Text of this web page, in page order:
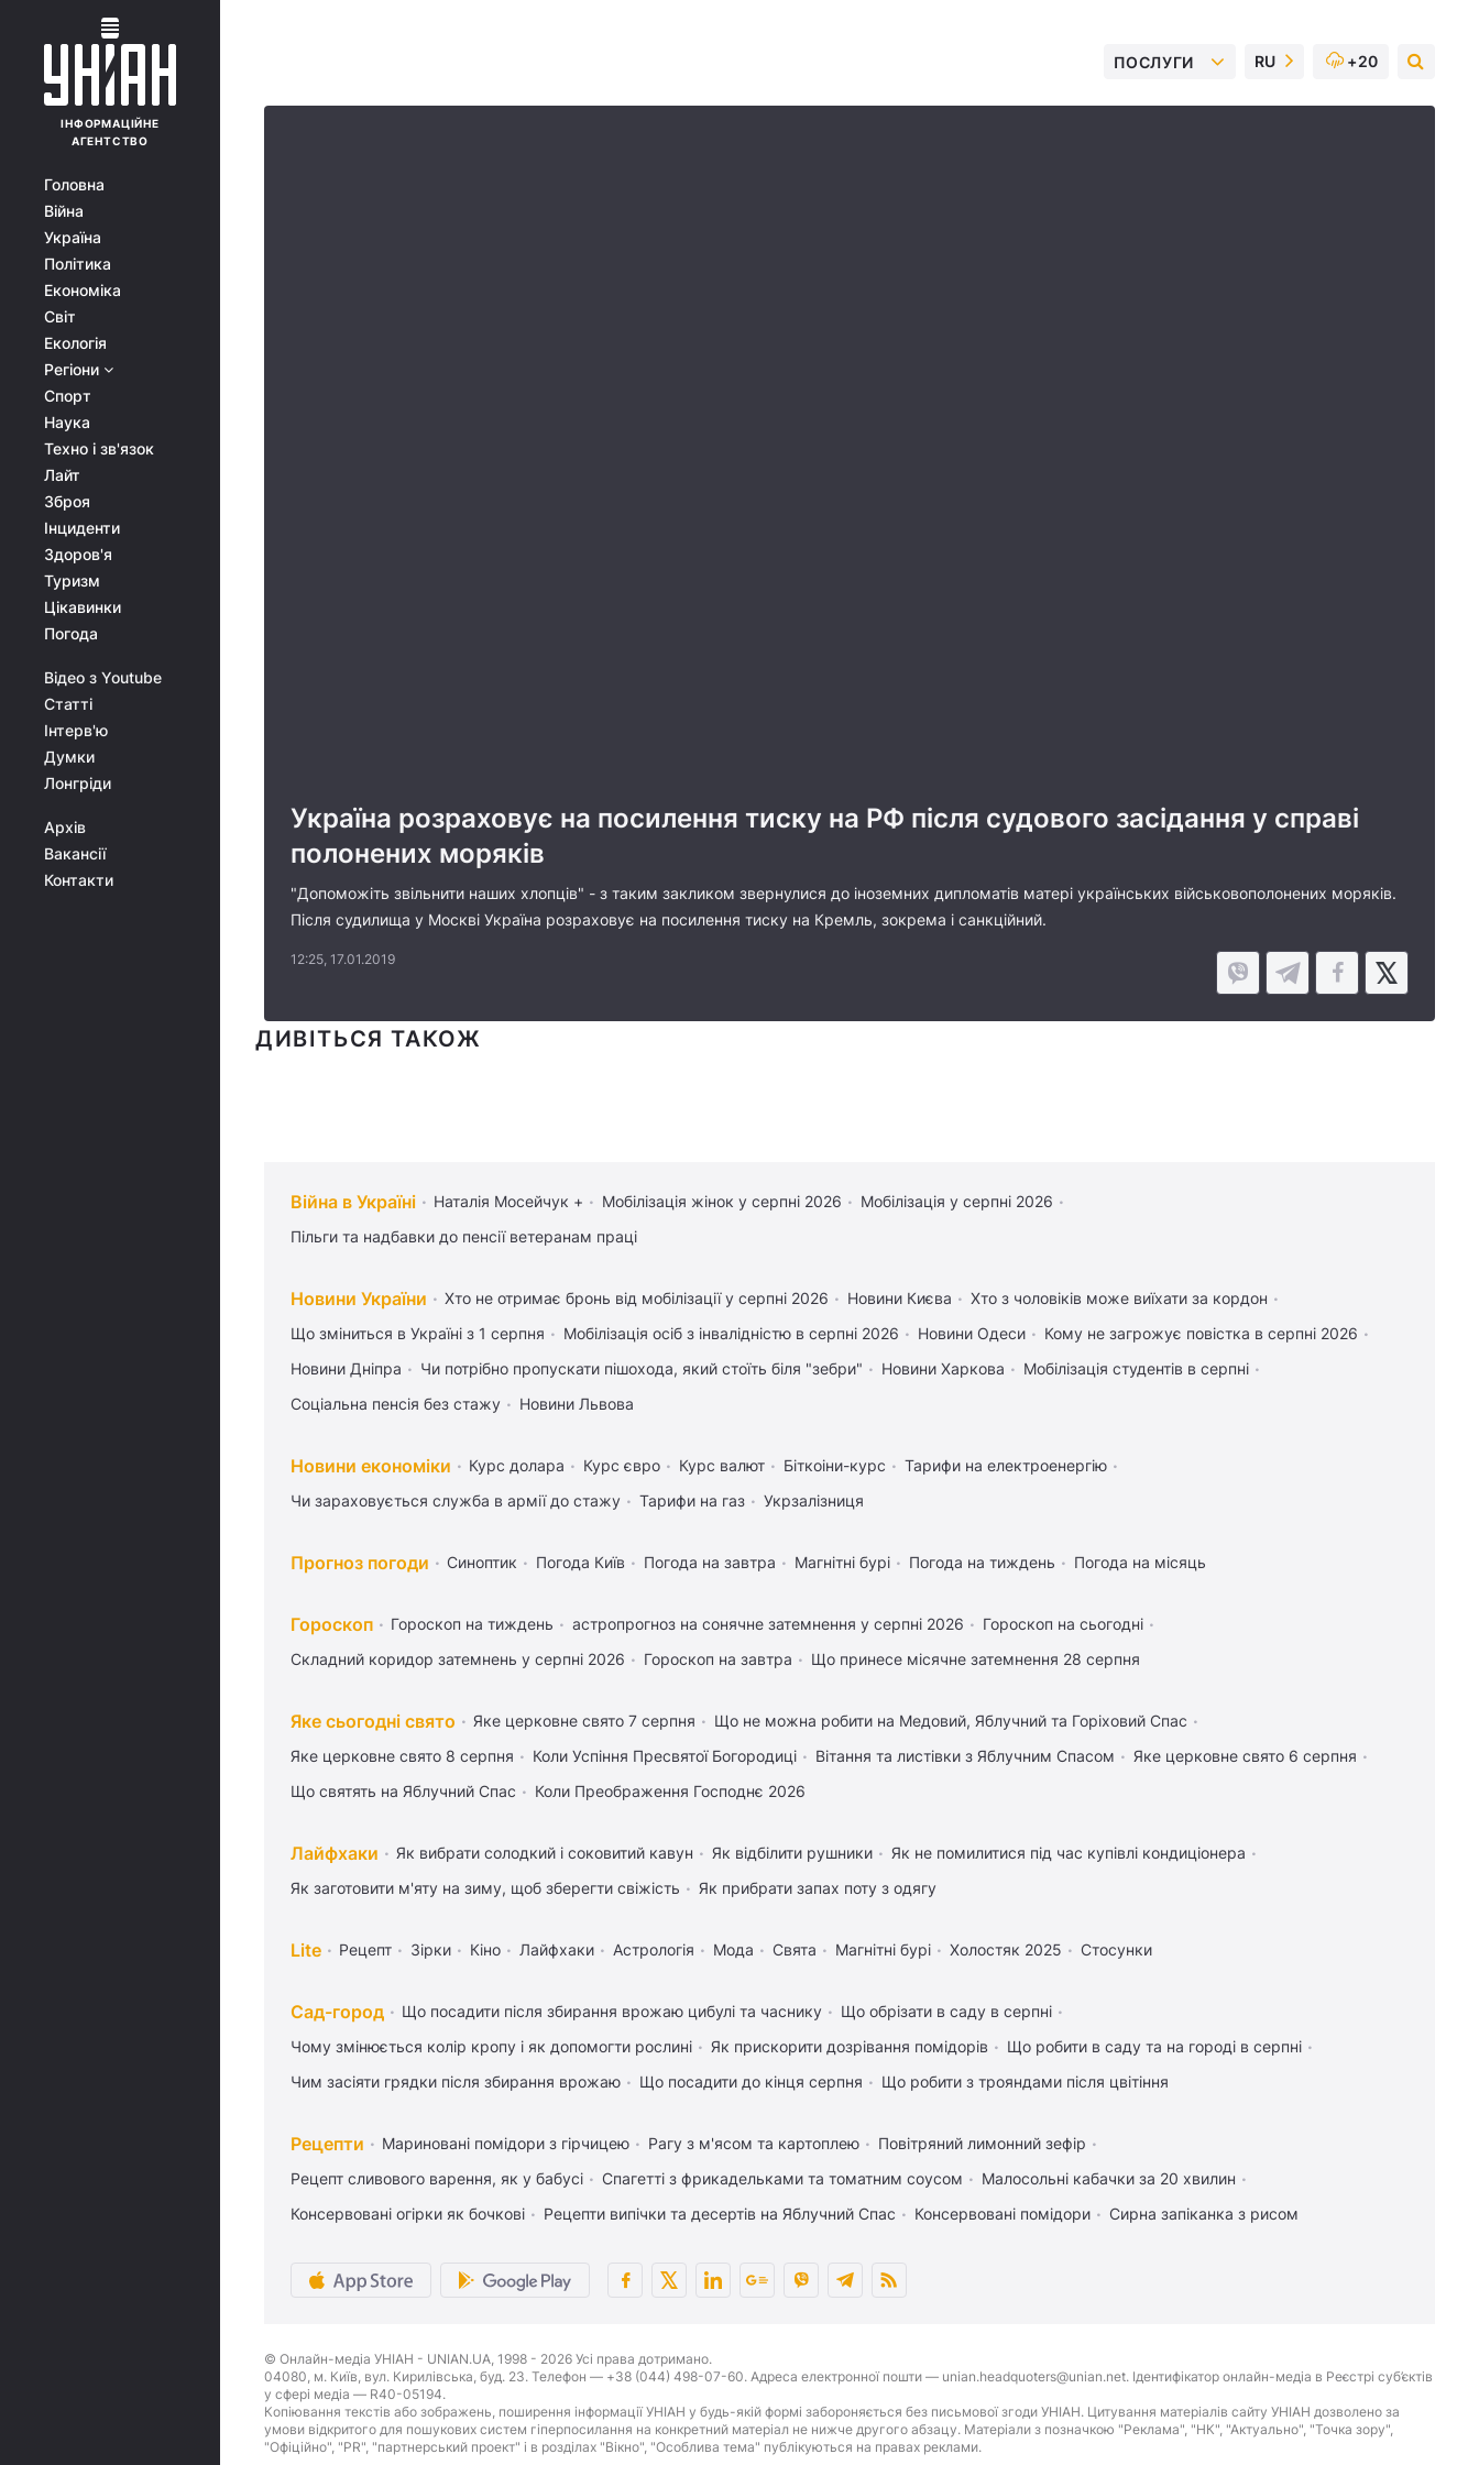
ІНФОРМАЦІЙНЕ
АГЕНТСТВО
Головна
Війна
Україна
Політика
Економіка
Світ
Екологія
Регіони
Спорт
Наука
Техно і зв'язок
Лайт
Зброя
Інциденти
Здоров'я
Туризм
Цікавинки
Погода
Відео з Youtube
Статті
Інтерв'ю
Думки
Лонгріди
Архів
Вакансії
Контакти
ПОСЛУГИ RU +20
Україна розраховує на посилення тиску на РФ після судового засідання у справі
полонених моряків
"Допоможіть звільнити наших хлопців" - з таким закликом звернулися до іноземних дипломатів матері українських військовополонених моряків.
Після судилища у Москві Україна розраховує на посилення тиску на Кремль, зокрема і санкційний.
12:25, 17.01.2019
ДИВІТЬСЯ ТАКОЖ
Війна в Україні Наталія Мосейчук + Мобілізація жінок у серпні 2026
Мобілізація у серпні 2026
Пільги та надбавки до пенсії ветеранам праці
Новини України Хто не отримає бронь від мобілізації у серпні 2026 Новини Києва
Хто з чоловіків може виїхати за кордон
Що зміниться в Україні з 1 серпня
Мобілізація осіб з інвалідністю в серпні 2026 Новини Одеси
Кому не загрожує повістка в серпні 2026
Новини Дніпра
Чи потрібно пропускати пішохода, який стоїть біля "зебри" Новини Харкова
Мобілізація студентів в серпні
Соціальна пенсія без стажу
Новини Львова
Новини економіки Курс долара Курс євро Курс валют Біткоіни-курс
Тарифи на електроенергію
Чи зараховується служба в армії до стажу
Тарифи на газ Укрзалізниця
Прогноз погоди Синоптик Погода Київ Погода на завтра Магнітні бурі Погода на тиждень Погода на місяць
Гороскоп Гороскоп на тиждень астропрогноз на сонячне затемнення у серпні 2026
Гороскоп на сьогодні
Складний коридор затемнень у серпні 2026
Гороскоп на завтра Що принесе місячне затемнення 28 серпня
Яке сьогодні свято Яке церковне свято 7 серпня
Що не можна робити на Медовий, Яблучний та Горіховий Спас
Яке церковне свято 8 серпня
Коли Успіння Пресвятої Богородиці Вітання та листівки з Яблучним Спасом
Яке церковне свято 6 серпня
Що святять на Яблучний Спас
Коли Преображення Господнє 2026
Лайфхаки Як вибрати солодкий і соковитий кавун Як відбілити рушники
Як не помилитися під час купівлі кондиціонера
Як заготовити м'яту на зиму, щоб зберегти свіжість
Як прибрати запах поту з одягу
Lite Рецепт Зірки Кіно Лайфхаки Астрологія Мода Свята Магнітні бурі Холостяк 2025 Стосунки
Сад-город Що посадити після збирання врожаю цибулі та часнику
Що обрізати в саду в серпні
Чому змінюється колір кропу і як допомогти рослині
Як прискорити дозрівання помідорів
Що робити в саду та на городі в серпні
Чим засіяти грядки після збирання врожаю
Що посадити до кінця серпня Що робити з трояндами після цвітіння
Рецепти Мариновані помідори з гірчицею Рагу з м'ясом та картоплею
Повітряний лимонний зефір
Рецепт сливового варення, як у бабусі
Спагетті з фрикадельками та томатним соусом
Малосольні кабачки за 20 хвилин
Консервовані огірки як бочкові
Рецепти випічки та десертів на Яблучний Спас Консервовані помідори Сирна запіканка з рисом
© Онлайн-медіа УНІАН - UNIAN.UA, 1998 - 2026 Усі права дотримано.
04080, м. Київ, вул. Кирилівська, буд. 23. Телефон — +38 (044) 498-07-60. Адреса електронної пошти — unian.headquoters@unian.net. Ідентифікатор онлайн-медіа в Реєстрі суб’єктів
у сфері медіа — R40-05194.
Копіювання текстів або зображень, поширення інформації УНІАН у будь-якій формі забороняється без письмової згоди УНІАН. Цитування матеріалів сайту УНІАН дозволено за
умови відкритого для пошукових систем гіперпосилання на конкретний матеріал не нижче другого абзацу. Матеріали з позначкою "Реклама", "НК", "Актуально", "Точка зору",
"Офіційно", "PR", "партнерський проект" і в розділах "Вікно", "Особлива тема" публікуються на правах реклами.